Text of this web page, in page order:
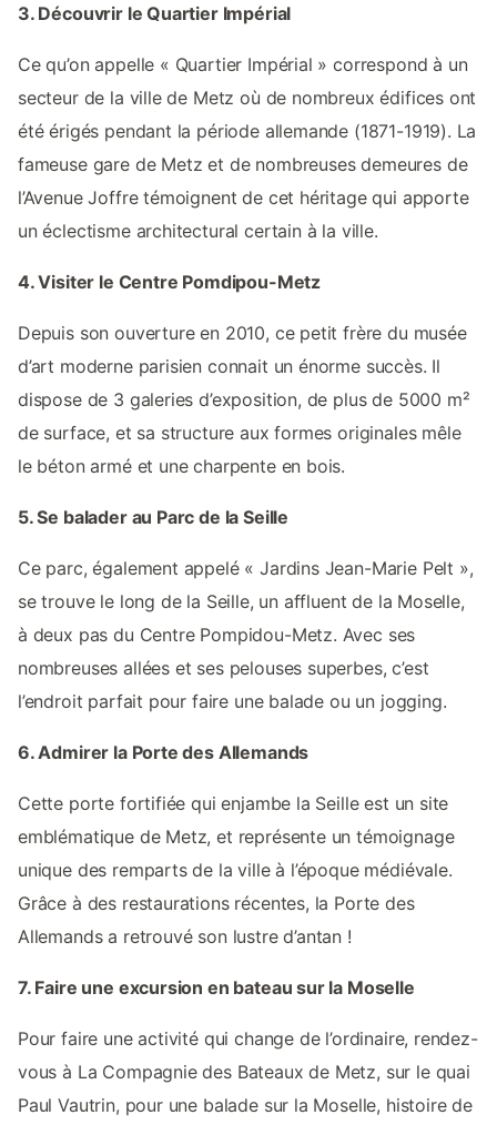
3. Découvrir le Quartier Impérial
Ce qu’on appelle « Quartier Impérial » correspond à un
secteur de la ville de Metz où de nombreux édifices ont
été érigés pendant la période allemande (1871-1919). La
fameuse gare de Metz et de nombreuses demeures de
l’Avenue Joffre témoignent de cet héritage qui apporte
un éclectisme architectural certain à la ville.
4. Visiter le Centre Pomdipou-Metz
Depuis son ouverture en 2010, ce petit frère du musée
d’art moderne parisien connait un énorme succès. Il
dispose de 3 galeries d’exposition, de plus de 5000 m²
de surface, et sa structure aux formes originales mêle
le béton armé et une charpente en bois.
5. Se balader au Parc de la Seille
Ce parc, également appelé « Jardins Jean-Marie Pelt »,
se trouve le long de la Seille, un affluent de la Moselle,
à deux pas du Centre Pompidou-Metz. Avec ses
nombreuses allées et ses pelouses superbes, c’est
l’endroit parfait pour faire une balade ou un jogging.
6. Admirer la Porte des Allemands
Cette porte fortifiée qui enjambe la Seille est un site
emblématique de Metz, et représente un témoignage
unique des remparts de la ville à l’époque médiévale.
Grâce à des restaurations récentes, la Porte des
Allemands a retrouvé son lustre d’antan !
7. Faire une excursion en bateau sur la Moselle
Pour faire une activité qui change de l’ordinaire, rendez-
vous à La Compagnie des Bateaux de Metz, sur le quai
Paul Vautrin, pour une balade sur la Moselle, histoire de